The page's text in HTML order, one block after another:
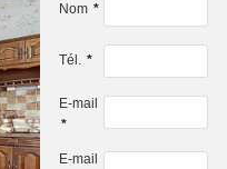
Nom *
Tél. *
E-mail
*
E-mail